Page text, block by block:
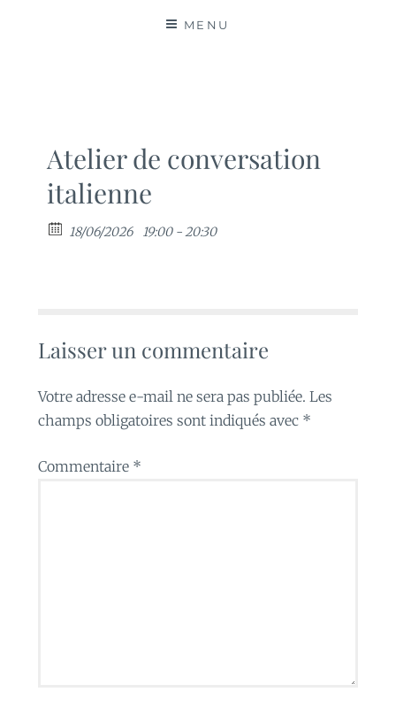
MENU
Atelier de conversation
italienne
18/06/2026 19:00 - 20:30
Laisser un commentaire
Votre adresse e-mail ne sera pas publiée. Les
champs obligatoires sont indiqués avec *
Commentaire *